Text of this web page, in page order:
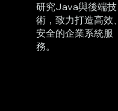
研究Java與後端技
術，致力打造高效、
安全的企業系統服
務。